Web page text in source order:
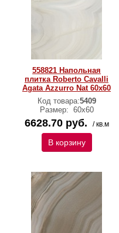
558821 Напольная
плитка Roberto Cavalli
Agata Azzurro Nat 60x60
Код товара:5409
Размер: 60х60
6628.70 руб. / кв.м
В корзину